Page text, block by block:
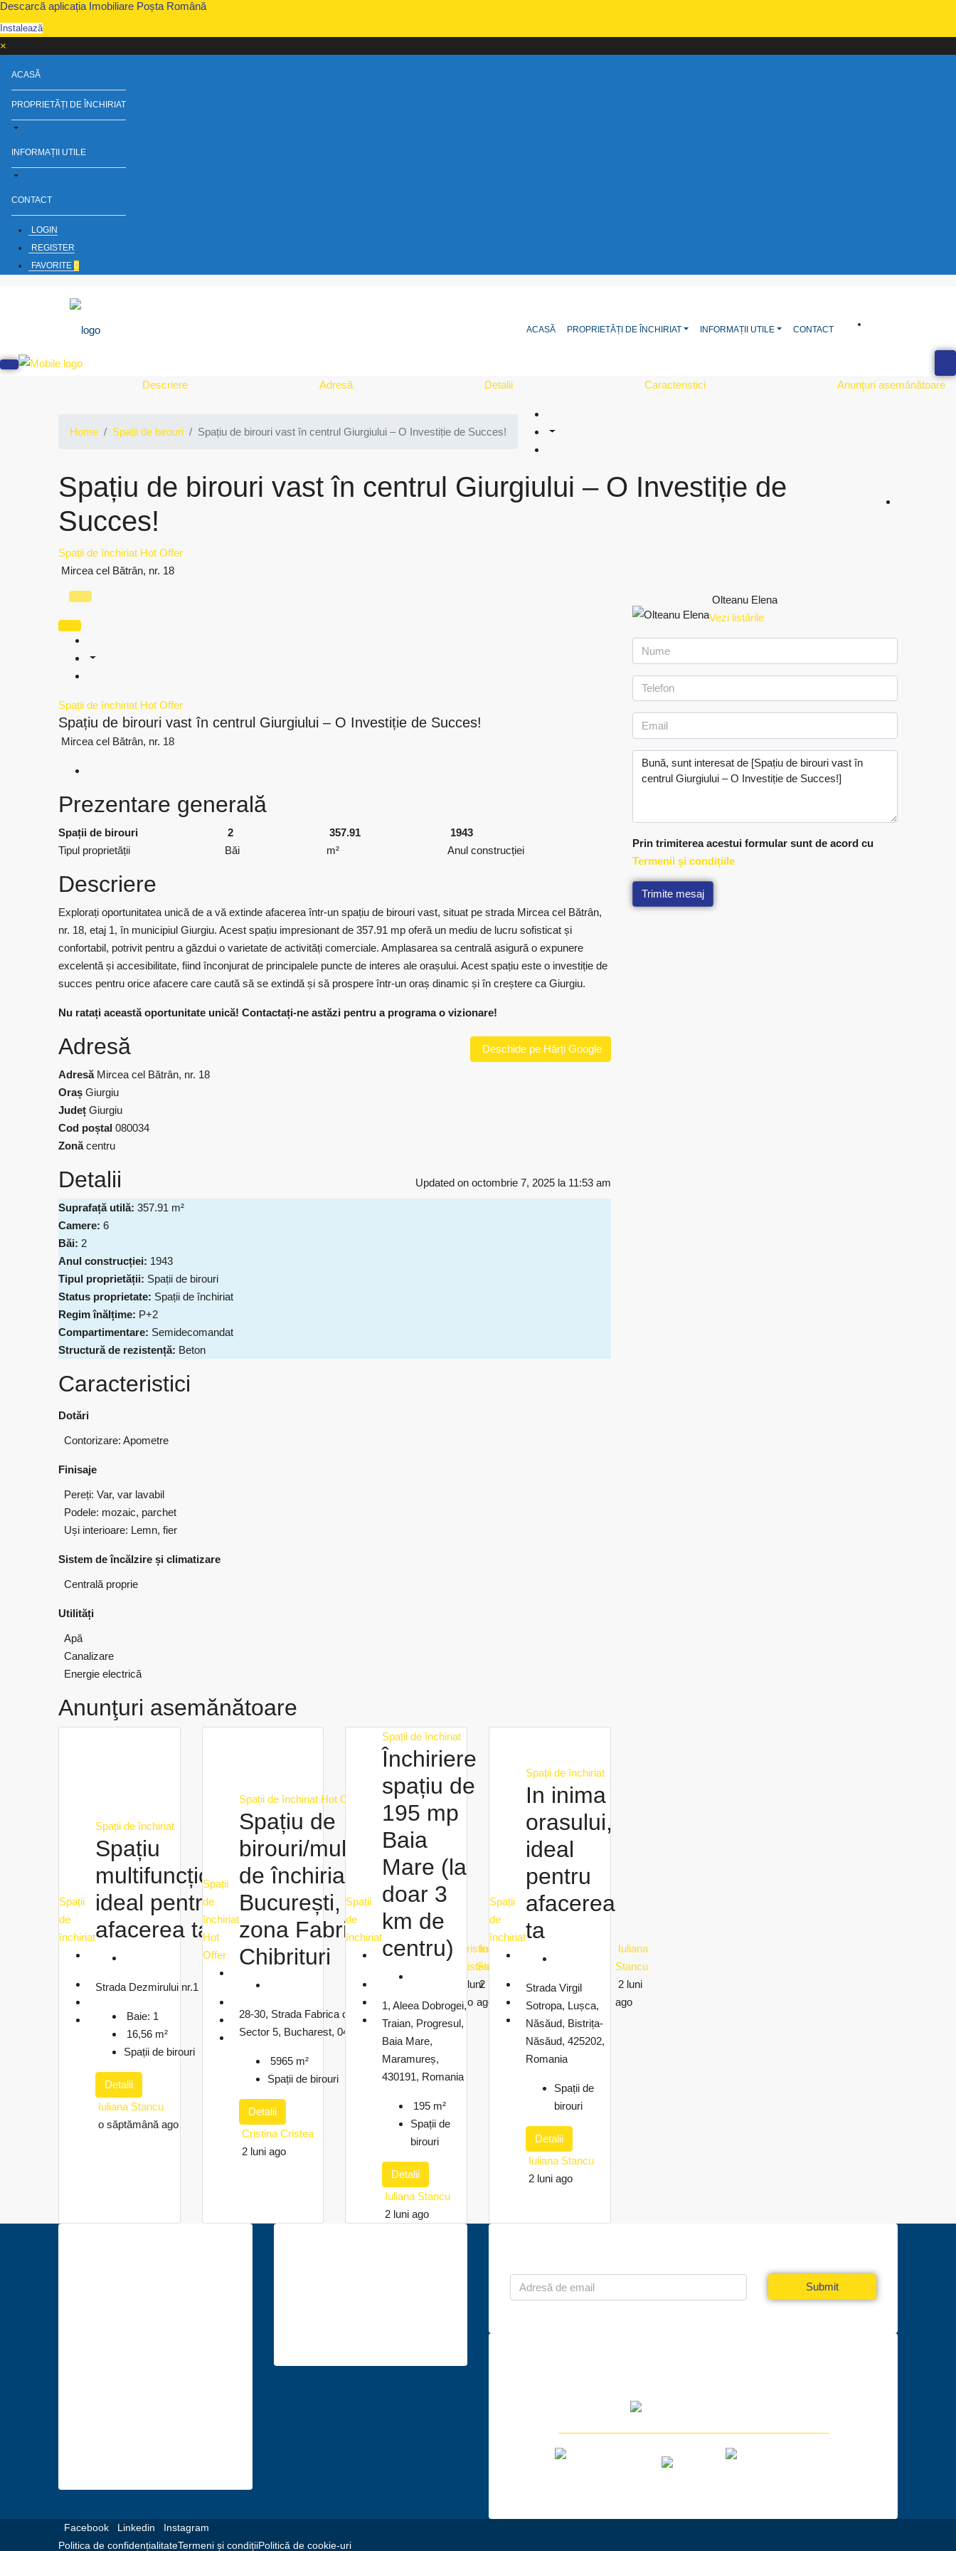
Descarcă aplicația Imobiliare Poșta Română
Instalează
×
ACASĂ
PROPRIETĂȚI DE ÎNCHIRIAT
INFORMAȚII UTILE
CONTACT
LOGIN
REGISTER
FAVORITE 0
ACASĂ PROPRIETĂȚI DE ÎNCHIRIAT INFORMAȚII UTILE CONTACT
Descriere Adresă Detalii Caracteristici Anunţuri asemănătoare
Home Spații de birouri Spațiu de birouri vast în centrul Giurgiului – O Investiție de Succes!
Spațiu de birouri vast în centrul Giurgiului – O Investiție de
Succes!
Spații de închiriat Hot Offer
Mircea cel Bătrân, nr. 18
Spații de închiriat Hot Offer
Spațiu de birouri vast în centrul Giurgiului – O Investiție de Succes!
Mircea cel Bătrân, nr. 18
Prezentare generală
Spații de birouri
Tipul proprietății
2
Băi
357.91
m²
1943
Anul construcției
Descriere
Explorați oportunitatea unică de a vă extinde afacerea într-un spațiu de birouri vast, situat pe strada Mircea cel Bătrân,
nr. 18, etaj 1, în municipiul Giurgiu. Acest spațiu impresionant de 357.91 mp oferă un mediu de lucru sofisticat și
confortabil, potrivit pentru a găzdui o varietate de activități comerciale. Amplasarea sa centrală asigură o expunere
excelentă și accesibilitate, fiind înconjurat de principalele puncte de interes ale orașului. Acest spațiu este o investiție de
succes pentru orice afacere care caută să se extindă și să prospere într-un oraș dinamic și în creștere ca Giurgiu.
Nu ratați această oportunitate unică! Contactați-ne astăzi pentru a programa o vizionare!
Adresă Deschide pe Hărți Google
Adresă Mircea cel Bătrân, nr. 18
Oraș Giurgiu
Județ Giurgiu
Cod poștal 080034
Zonă centru
Detalii Updated on octombrie 7, 2025 la 11:53 am
Suprafață utilă: 357.91 m²
Camere: 6
Băi: 2
Anul construcției: 1943
Tipul proprietății: Spații de birouri
Status proprietate: Spații de închiriat
Regim înălțime: P+2
Compartimentare: Semidecomandat
Structură de rezistență: Beton
Caracteristici
Dotări
Contorizare: Apometre
Finisaje
Pereți: Var, var lavabil
Podele: mozaic, parchet
Uși interioare: Lemn, fier
Sistem de încălzire și climatizare
Centrală proprie
Utilități
Apă
Canalizare
Energie electrică
Anunţuri asemănătoare
Spații
de
închiriat
Spații de închiriat
Spațiu
multifuncțional,
ideal pentru
afacerea ta!
Strada Dezmirului nr.1
Baie: 1
16,56 m²
Spații de birouri
Detalii
Iuliana Stancu
o săptămână ago
Iuliana
Stancu
ago
Spații
de
închiriat
Hot
Offer
Spații de închiriat Hot Offer
Spațiu de
birouri/multifuncțional
de închiriat,
București, Sector 5 –
zona Fabrica de
Chibrituri
28-30, Strada Fabrica de Chibrituri, Filaret,
Sector 5, Bucharest, 040542, Romania
5965 m²
Spații de birouri
Detalii
Cristina Cristea
2 luni ago
Cristina
Cristea
2 luni
ago
Spații
de
închiriat
Spații de închiriat
Închiriere
spațiu de
195 mp
Baia
Mare (la
doar 3
km de
centru)
1, Aleea Dobrogei,
Traian, Progresul,
Baia Mare,
Maramureș,
430191, Romania
195 m²
Spații de
birouri
Detalii
Iuliana Stancu
2 luni ago
Iuliana
Stancu
2 luni
ago
Spații
de
închiriat
Spații de închiriat
In inima
orasului,
ideal
pentru
afacerea
ta
Strada Virgil
Sotropa, Lușca,
Năsăud, Bistrița-
Năsăud, 425202,
Romania
Spații de
birouri
Detalii
Iuliana Stancu
2 luni ago
Iuliana
Stancu
2 luni
ago
Olteanu Elena
Vezi listările
Prin trimiterea acestui formular sunt de acord cu
Termenii și condițiile
Trimite mesaj
Submit
Facebook Linkedin
Instagram
Politica de confidențialitateTermeni și condițiiPolitică de cookie-uri